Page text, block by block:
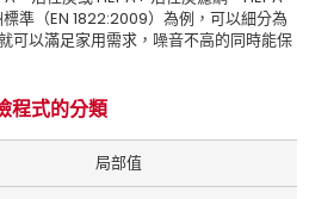
準（EN 1822:2009）為例，可以細分為
可以滿足家用需求，噪音不高的同時能保
程式的分類
局部值